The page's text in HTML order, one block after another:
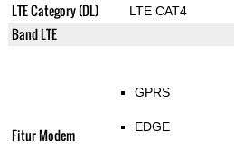
LTE Category (DL) LTE CAT4
Band LTE
Fitur Modem
GPRS
EDGE